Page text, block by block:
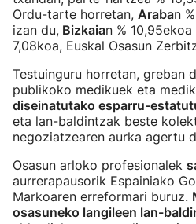
Ordu-tarte horretan, Araban
izan du, Bizkaian % 10,95ekoa
7,08koa, Euskal Osasun
Testuinguru horretan, greban
publikoko medikuek eta
diseinatutako esparru-
eta lan-baldintzak beste
negoziatzearen aurka agertu
Osasun arloko profesionalek
aurrerapausorik Espainiako
Markoaren erreformari buruz.
osasuneko langileen lan-